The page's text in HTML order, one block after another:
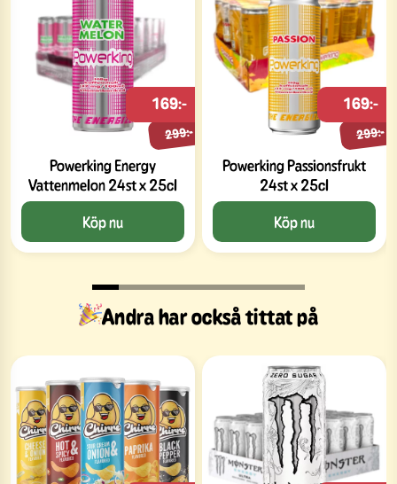
Powerking Energy
Vattenmelon 24st x 25cl
299:-
169:-
Köp nu
Powerking Passionsfrukt
24st x 25cl
299:-
169:-
Köp nu
Andra har också tittat på